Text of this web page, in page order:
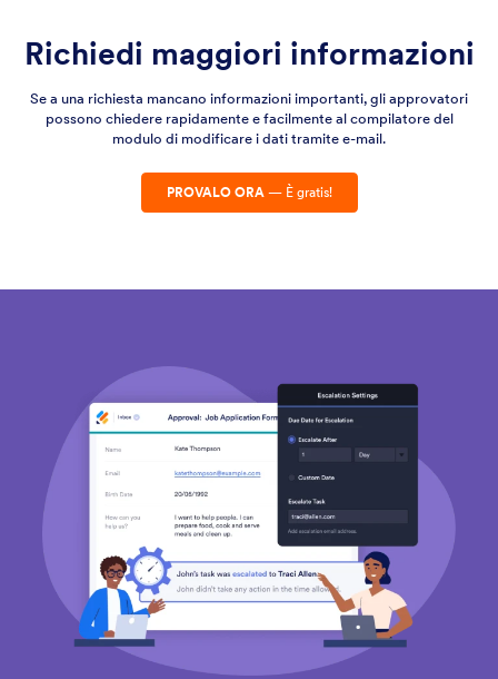
Richiedi maggiori informazioni
Se a una richiesta mancano informazioni importanti, gli approvatori
possono chiedere rapidamente e facilmente al compilatore del
modulo di modificare i dati tramite e-mail.
PROVALO ORA — È gratis!